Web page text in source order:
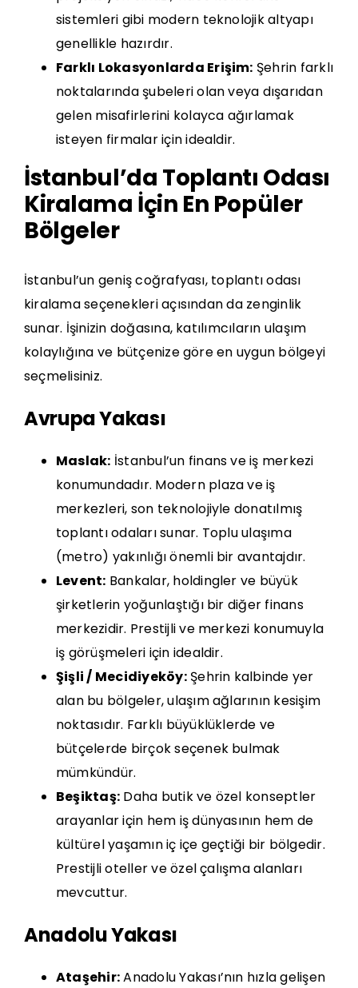
sistemleri gibi modern teknolojik altyapı
genellikle hazırdır.
Farklı Lokasyonlarda Erişim: Şehrin farklı
noktalarında şubeleri olan veya dışarıdan
gelen misafirlerini kolayca ağırlamak
isteyen firmalar için idealdir.
İstanbul’da Toplantı Odası
Kiralama İçin En Popüler
Bölgeler
İstanbul’un geniş coğrafyası, toplantı odası
kiralama seçenekleri açısından da zenginlik
sunar. İşinizin doğasına, katılımcıların ulaşım
kolaylığına ve bütçenize göre en uygun bölgeyi
seçmelisiniz.
Avrupa Yakası
Maslak: İstanbul’un finans ve iş merkezi
konumundadır. Modern plaza ve iş
merkezleri, son teknolojiyle donatılmış
toplantı odaları sunar. Toplu ulaşıma
(metro) yakınlığı önemli bir avantajdır.
Levent: Bankalar, holdingler ve büyük
şirketlerin yoğunlaştığı bir diğer finans
merkezidir. Prestijli ve merkezi konumuyla
iş görüşmeleri için idealdir.
Şişli / Mecidiyeköy:Şehrin kalbinde yer
alan bu bölgeler, ulaşım ağlarının kesişim
noktasıdır. Farklı büyüklüklerde ve
bütçelerde birçok seçenek bulmak
mümkündür.
Beşiktaş: Daha butik ve özel konseptler
arayanlar için hem iş dünyasının hem de
kültürel yaşamın iç içe geçtiği bir bölgedir.
Prestijli oteller ve özel çalışma alanları
mevcuttur.
Anadolu Yakası
Ataşehir:Anadolu Yakası’nın hızla gelişen